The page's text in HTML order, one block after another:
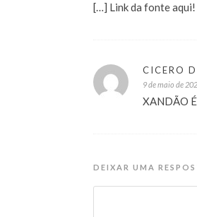
[…] Link da fonte
CICERO
9 de maio de
XANDÃO
DEIXAR UMA